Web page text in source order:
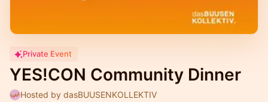
Private Event
YES!CON Community Dinner
Hosted by dasBUUSENKOLLEKTIV